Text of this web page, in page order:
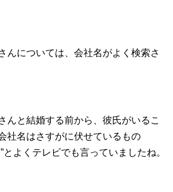
んについては、会社名がよく検索さ
んと結婚する前から、彼氏がいるこ
社名はさすがに伏せているもの
とよくテレビでも言っていましたね。